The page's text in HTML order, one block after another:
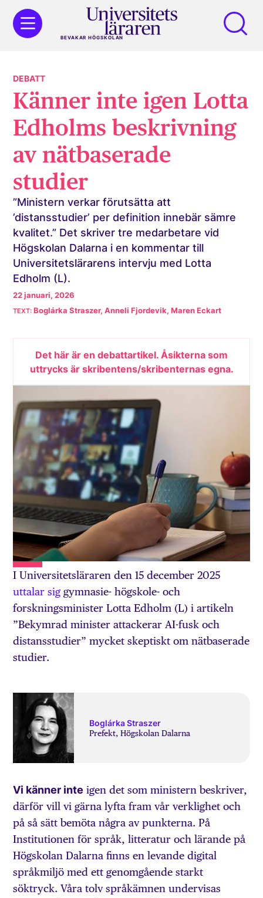
BEVAKAR HÖGSKOLAN
DEBATT
Känner inte igen Lotta
Edholms beskrivning
av nätbaserade
studier
”Ministern verkar förutsätta att
’distansstudier’ per definition innebär sämre
kvalitet.” Det skriver tre medarbetare vid
Högskolan Dalarna i en kommentar till
Universitetslärarens intervju med Lotta
Edholm (L).
22 januari, 2026
Boglárka Straszer, Anneli Fjordevik, Maren Eckart
Det här är en debattartikel. Åsikterna som
uttrycks är skribentens/skribenternas egna.
I Universitetsläraren den 15 december 2025
uttalar siggymnasie- högskole- och
forskningsminister Lotta Edholm (L) i artikeln
”Bekymrad minister attackerar AI-fusk och
distansstudier” mycket skeptiskt om nätbaserade
studier.
Boglárka Straszer
Prefekt, Högskolan Dalarna
Vi känner inte igen det som ministern beskriver,
därför vill vi gärna lyfta fram vår verklighet och
på så sätt bemöta några av punkterna. På
Institutionen för språk, litteratur och lärande på
Högskolan Dalarna finns en levande digital
språkmiljö med ett genomgående starkt
söktryck. Våra tolv språkämnen undervisas